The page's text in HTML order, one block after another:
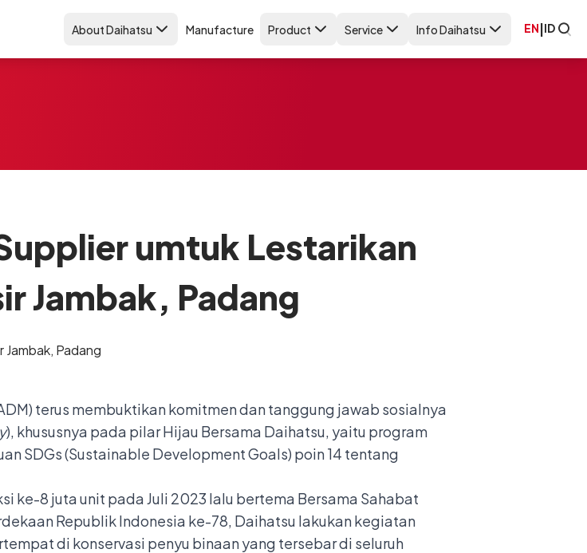
About Daihatsu Manufacture Product Service Info Daihatsu EN|ID
umtuk Lestarikan
Jambak, Padang
terus membuktikan komitmen dan tanggung jawab sosialnya
), khususnya pada pilar Hijau Bersama Daihatsu, yaitu program
SDGs (Sustainable Development Goals) poin 14 tentang
ke-8 juta unit pada Juli 2023 lalu bertema Bersama Sahabat
Republik Indonesia ke-78, Daihatsu lakukan kegiatan
di konservasi penyu binaan yang tersebar di seluruh